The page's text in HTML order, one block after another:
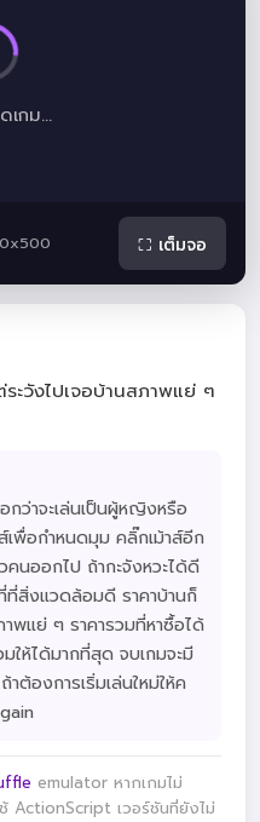
เกม...
⛶ เต็มจอ
ะวังไปเจอบ้านสภาพแย่ ๆ
กว่าจะเล่นเป็นผู้หญิงหรือ
เพื่อกำหนดมุม คลิ๊กเม้าส์อีก
นออกไป ถ้ากะจังหวะได้ดี
ที่สิ่งแวดล้อมดี ราคาบ้านก็
าพแย่ ๆ ราคารวมที่หาซื้อได้
ให้ได้มากที่สุด จบเกมจะมี
ต้องการเริ่มเล่นใหม่ให้ค
emulator หากเกมไม่
ช้ ActionScript เวอร์ชันที่ยังไม่